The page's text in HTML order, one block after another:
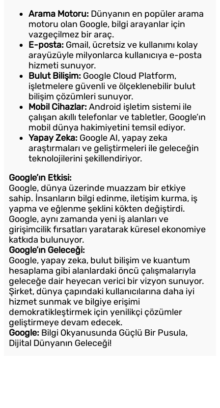
Arama Motoru: Dünyanın en popüler arama
motoru olan Google, bilgi arayanlar için
vazgeçilmez bir araç.
E-posta: Gmail, ücretsiz ve kullanımı kolay
arayüzüyle milyonlarca kullanıcıya e-posta
hizmeti sunuyor.
Bulut Bilişim: Google Cloud Platform,
işletmelere güvenli ve ölçeklenebilir bulut
bilişim çözümleri sunuyor.
Mobil Cihazlar: Android işletim sistemi ile
çalışan akıllı telefonlar ve tabletler, Google’ın
mobil dünya hakimiyetini temsil ediyor.
Yapay Zeka: Google AI, yapay zeka
araştırmaları ve geliştirmeleri ile geleceğin
teknolojilerini şekillendiriyor.
Google’ın Etkisi:
Google, dünya üzerinde muazzam bir etkiye
sahip. İnsanların bilgi edinme, iletişim kurma, iş
yapma ve eğlenme şeklini kökten değiştirdi.
Google, aynı zamanda yeni iş alanları ve
girişimcilik fırsatları yaratarak küresel ekonomiye
katkıda bulunuyor.
Google’ın Geleceği:
Google, yapay zeka, bulut bilişim ve kuantum
hesaplama gibi alanlardaki öncü çalışmalarıyla
geleceğe dair heyecan verici bir vizyon sunuyor.
Şirket, dünya çapındaki kullanıcılarına daha iyi
hizmet sunmak ve bilgiye erişimi
demokratikleştirmek için yenilikçi çözümler
geliştirmeye devam edecek.
Google: Bilgi Okyanusunda Güçlü Bir Pusula,
Dijital Dünyanın Geleceği!